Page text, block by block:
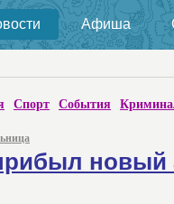
Афиша
Спорт События
новый